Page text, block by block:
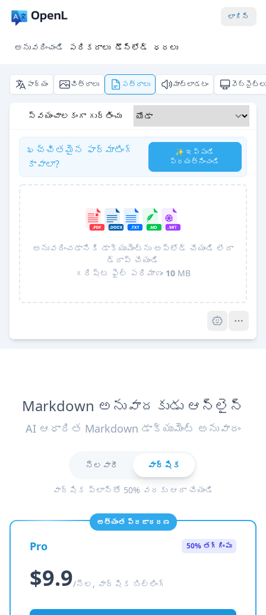
లాగిన్
అనువదించండి పరికరాలు డౌన్‌లోడ్ ధరలు
పాఠ్యం చిత్రాలు పత్రాలు మాట్లాడటం వెబ్‌సైట్లు
స్వయంచాలకంగా గుర్తించు
ఖచ్చితమైన ఫార్మాటింగ్
కావాలా?
✨ ఇప్పుడే
ప్రయత్నించండి
అనువదించడానికి డాక్యుమెంట్‌ను అప్‌లోడ్ చేయండి లేదా
డ్రాప్ చేయండి
గరిష్ట ఫైల్ పరిమాణం 10 MB
Markdown అనువాదకుడు ఆన్‌లైన్
AI ఆధారిత Markdown డాక్యుమెంట్ అనువాదం
నెలవారీ వార్షిక
వార్షిక ప్లాన్‌తో 50% వరకు ఆదా చేయండి
అత్యంత ప్రజాదరణ
Pro 50% తగ్గింపు
$9.9/నెల, వార్షిక బిల్లింగ్